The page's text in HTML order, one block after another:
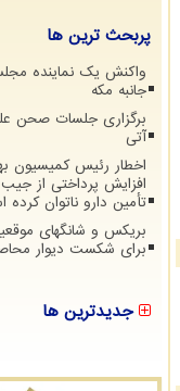
پربحث ترین ها
واکنش یک نماینده
جانبه مکه
برگزاری جلسات صحن
آتی
اخطار رئیس
افزایش پرداختی از جیب
تأمین دارو ناتوان
بریکس و شانگهای
برای شکست دیوار
جدیدترین ها